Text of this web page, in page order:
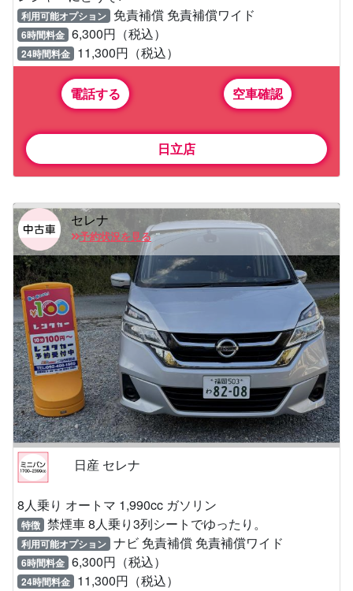
利用可能オプション 免責補償 免責補償ワイド
6時間料金 6,300円（税込）
24時間料金 11,300円（税込）
電話する 空車確認
日立店
セレナ
予約状況を見る
日産 セレナ
8人乗り オートマ 1,990cc ガソリン
特徴 禁煙車 8人乗り3列シートでゆったり。
利用可能オプション ナビ 免責補償 免責補償ワイド
6時間料金 6,300円（税込）
24時間料金 11,300円（税込）